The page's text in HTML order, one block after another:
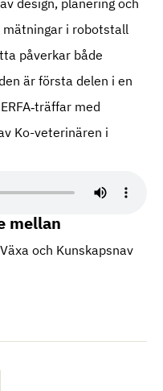
design, planering och
i robotstall
påverkar både
är första delen i en
med
Ko-veterinären i
mellan
och Kunskapsnav